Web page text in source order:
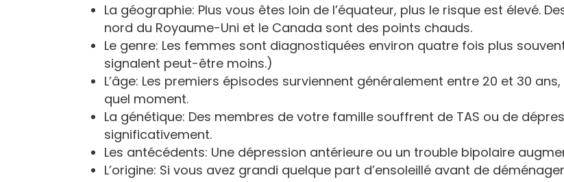
La géographie: Plus vous êtes loin de l’équateur, plus le risque est élevé.
nord du Royaume-Uni et le Canada sont des points chauds.
Le genre: Les femmes sont diagnostiquées environ quatre fois plus
signalent peut-être moins.)
L’âge: Les premiers épisodes surviennent généralement entre 20 et 30
quel moment.
La génétique: Des membres de votre famille souffrent de TAS ou de
significativement.
Les antécédents: Une dépression antérieure ou un trouble bipolaire
L’origine: Si vous avez grandi quelque part d’ensoleillé avant de